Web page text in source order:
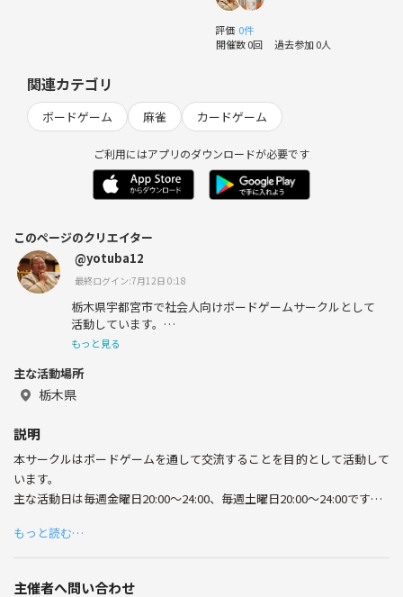
評価 0件
開催数 0回 過去参加 0人
関連カテゴリ
ボードゲーム 麻雀 カードゲーム
ご利用にはアプリのダウンロードが必要です
このページのクリエイター
@yotuba12
最終ログイン:7月12日 0:18
栃木県宇都宮市で社会人向けボードゲームサークルとして
活動しています。
心に遊んでいます。
もっと見る
主な活動場所
栃木県
説明
本サークルはボードゲームを通して交流することを目的として活動して
います。
主な活動日は毎週金曜日20:00～24:00、毎週土曜日20:00～24:00です。
また、親睦会やたこ焼きパーティーなどのレクリエーション行事も開催
しています。(参加は任意です。)
もっと読む…
主催者へ問い合わせ